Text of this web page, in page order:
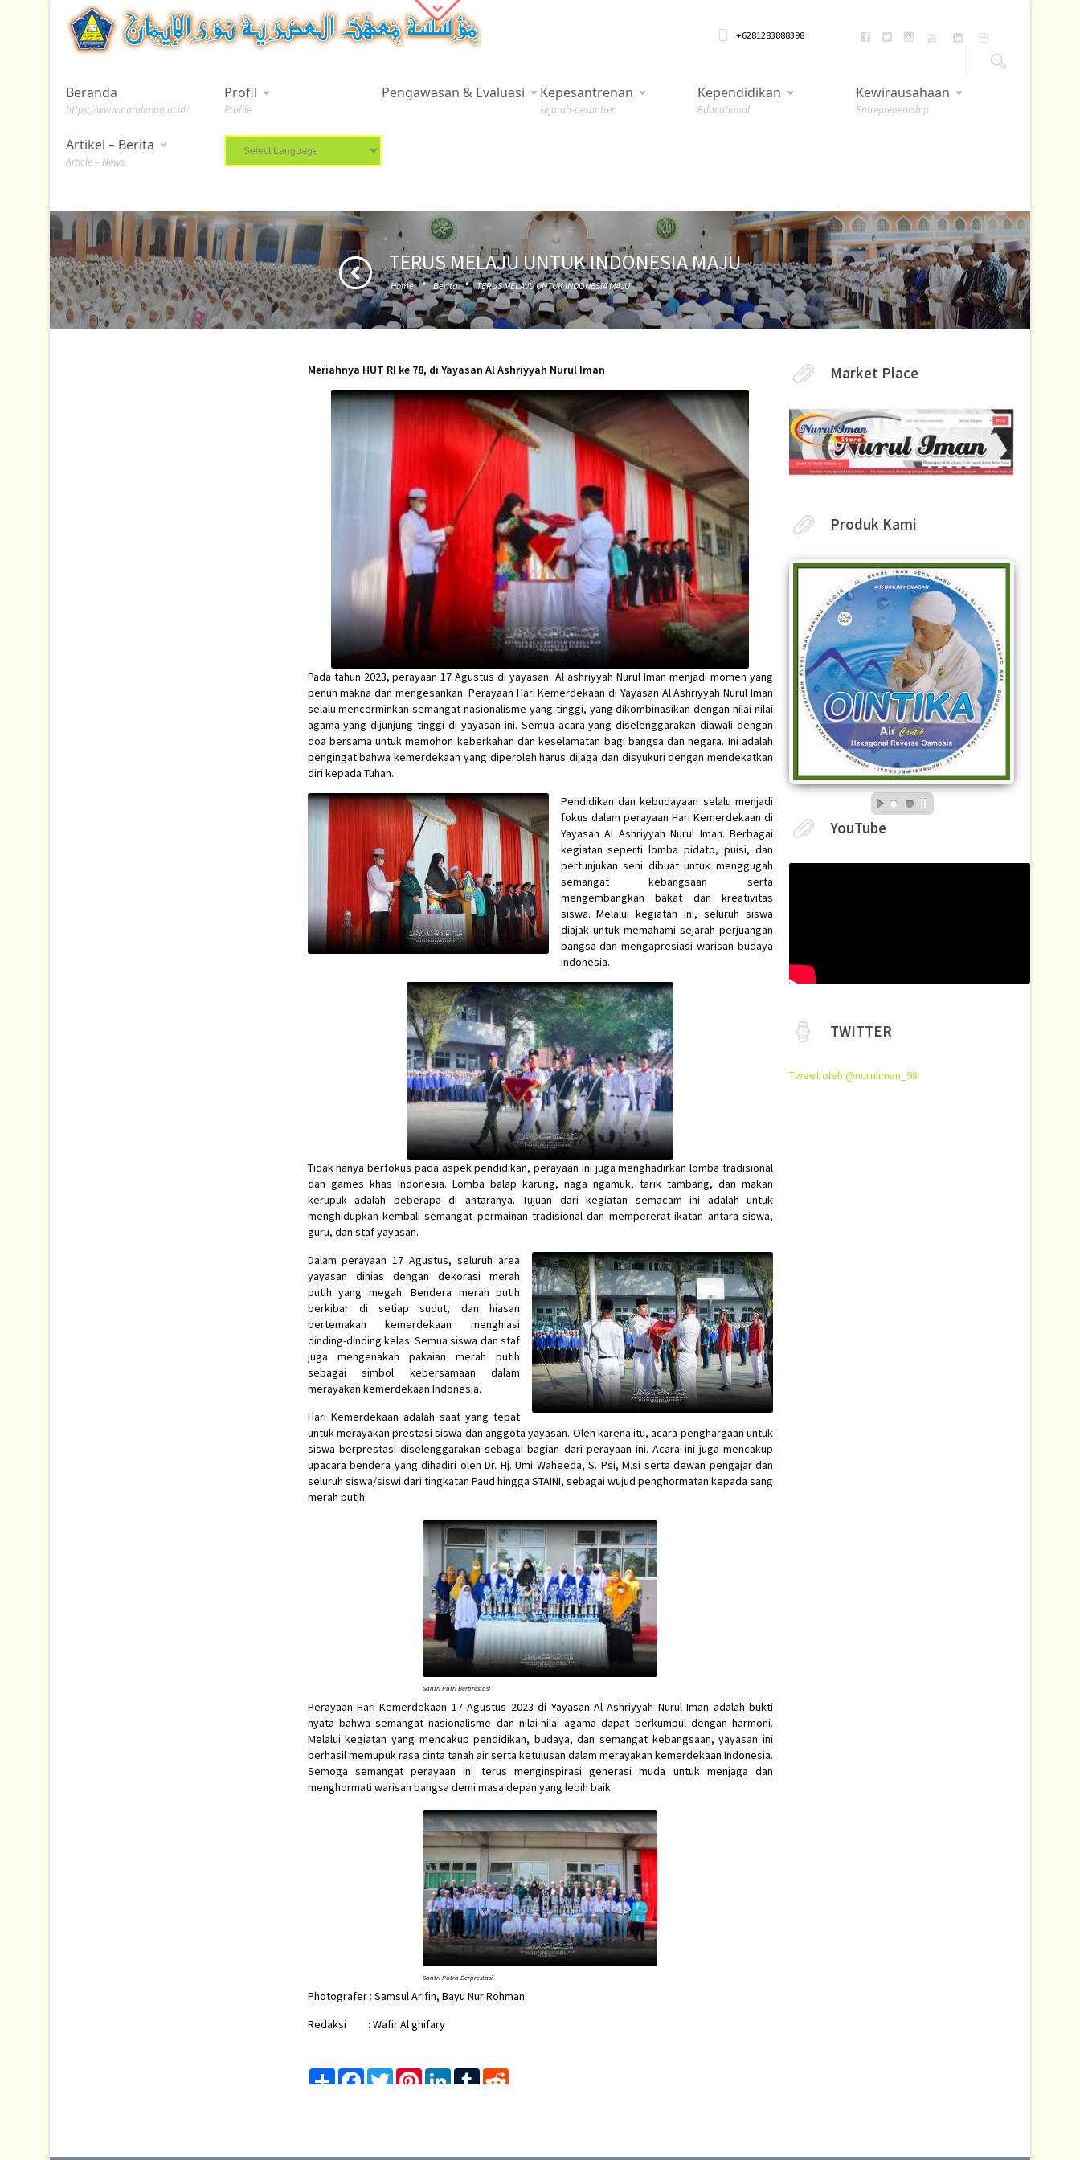
+6281283888398
Beranda
https://www.nuruliman.or.id/
Profil
Profile
Pengawasan & Evaluasi Kepesantrenan
sejarah-pesantren
Kependidikan
Educational
Kewirausahaan
Entrepreneurship
Artikel – Berita
Article – News
TERUS MELAJU UNTUK INDONESIA MAJU
Home · Berita · TERUS MELAJU UNTUK INDONESIA MAJU
Meriahnya HUT RI ke 78, di Yayasan Al Ashriyyah Nurul Iman
Pada tahun 2023, perayaan 17 Agustus di yayasan Al ashriyyah Nurul Iman menjadi momen yang
penuh makna dan mengesankan. Perayaan Hari Kemerdekaan di Yayasan Al Ashriyyah Nurul Iman
selalu mencerminkan semangat nasionalisme yang tinggi, yang dikombinasikan dengan nilai-nilai
agama yang dijunjung tinggi di yayasan ini. Semua acara yang diselenggarakan diawali dengan
doa bersama untuk memohon keberkahan dan keselamatan bagi bangsa dan negara. Ini adalah
pengingat bahwa kemerdekaan yang diperoleh harus dijaga dan disyukuri dengan mendekatkan
diri kepada Tuhan.
Pendidikan dan kebudayaan selalu menjadi
fokus dalam perayaan Hari Kemerdekaan di
Yayasan Al Ashriyyah Nurul Iman. Berbagai
kegiatan seperti lomba pidato, puisi, dan
pertunjukan seni dibuat untuk menggugah
semangat kebangsaan serta
mengembangkan bakat dan kreativitas
siswa. Melalui kegiatan ini, seluruh siswa
diajak untuk memahami sejarah perjuangan
bangsa dan mengapresiasi warisan budaya
Indonesia.
Tidak hanya berfokus pada aspek pendidikan, perayaan ini juga menghadirkan lomba tradisional
dan games khas Indonesia. Lomba balap karung, naga ngamuk, tarik tambang, dan makan
kerupuk adalah beberapa di antaranya. Tujuan dari kegiatan semacam ini adalah untuk
menghidupkan kembali semangat permainan tradisional dan mempererat ikatan antara siswa,
guru, dan staf yayasan.
Dalam perayaan 17 Agustus, seluruh area
yayasan dihias dengan dekorasi merah
putih yang megah. Bendera merah putih
berkibar di setiap sudut, dan hiasan
bertemakan kemerdekaan menghiasi
dinding-dinding kelas. Semua siswa dan staf
juga mengenakan pakaian merah putih
sebagai simbol kebersamaan dalam
merayakan kemerdekaan Indonesia.
Hari Kemerdekaan adalah saat yang tepat
untuk merayakan prestasi siswa dan anggota yayasan. Oleh karena itu, acara penghargaan untuk
siswa berprestasi diselenggarakan sebagai bagian dari perayaan ini. Acara ini juga mencakup
upacara bendera yang dihadiri oleh Dr. Hj. Umi Waheeda, S. Psi, M.si serta dewan pengajar dan
seluruh siswa/siswi dari tingkatan Paud hingga STAINI, sebagai wujud penghormatan kepada sang
merah putih.
Santri Putri Berprestasi
Perayaan Hari Kemerdekaan 17 Agustus 2023 di Yayasan Al Ashriyyah Nurul Iman adalah bukti
nyata bahwa semangat nasionalisme dan nilai-nilai agama dapat berkumpul dengan harmoni.
Melalui kegiatan yang mencakup pendidikan, budaya, dan semangat kebangsaan, yayasan ini
berhasil memupuk rasa cinta tanah air serta ketulusan dalam merayakan kemerdekaan Indonesia.
Semoga semangat perayaan ini terus menginspirasi generasi muda untuk menjaga dan
menghormati warisan bangsa demi masa depan yang lebih baik.
Santri Putra Berprestasi
Photografer : Samsul Arifin, Bayu Nur Rohman
Redaksi : Wafir Al ghifary
Share Facebook
TwitterPinterestLinkedInTumblrReddit
Market Place
Produk Kami
YouTube
TWITTER
Tweet oleh @nuruliman_98